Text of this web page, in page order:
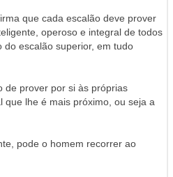
que cada escalão deve prover
operoso e integral de todos
escalão superior, em tudo
de prover por si às próprias
que lhe é mais próximo, ou seja a
pode o homem recorrer ao